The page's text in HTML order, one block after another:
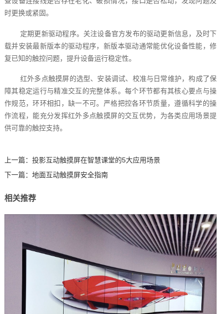
时更换或紧固。
定期更新驱动程序。关注设备官方发布的驱动更新信息，及时下
载并安装最新版本的驱动程序，新版本驱动通常能优化设备性能，修
复已知的触控问题，提升设备运行稳定性。
红外多点触摸屏的选型、安装调试、校准与日常维护，构成了保
障其稳定运行与精准交互的完整体系。每个环节都有其核心要点与操
作规范，环环相扣，缺一不可。严格把控各环节质量，遵循科学的操
作流程，能充分发挥红外多点触摸屏的交互优势，为各类应用场景提
供可靠的触控支持。
上一篇： 投影互动触摸屏在智慧课堂的5大应用场景
下一篇： 地面互动触摸屏安全指南
相关推荐